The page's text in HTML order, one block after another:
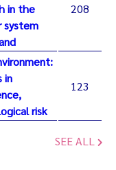
in the
system
208
in
risk
123
SEE ALL